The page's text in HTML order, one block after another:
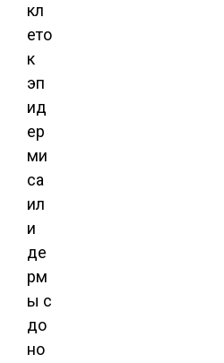
кл
ето
к
эп
ид
ер
ми
са
ил
и
де
рм
ы с
до
но